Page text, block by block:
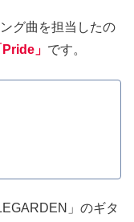
グ曲を担当したの
」 です。
」のギタ